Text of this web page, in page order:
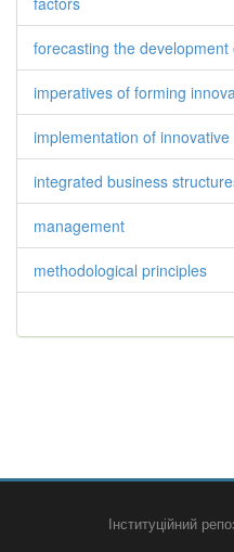
forecasting the development
imperatives of forming
implementation of innovative
integrated business
management
methodological principles
Інституційний